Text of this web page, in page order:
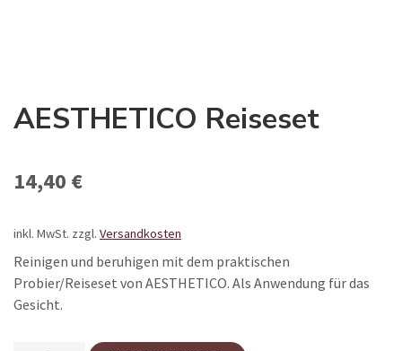
AESTHETICO Reiseset
14,40 €
inkl. MwSt. zzgl. Versandkosten
Reinigen und beruhigen mit dem praktischen
Probier/Reiseset von AESTHETICO. Als Anwendung für das
Gesicht.